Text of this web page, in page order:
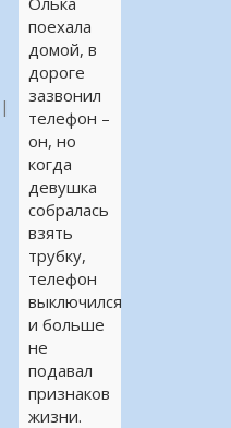
поехала
домой, в
дороге
зазвонил
телефон –
он, но
когда
девушка
собралась
взять
трубку,
телефон
выключился
и больше
не
подавал
признаков
жизни.
|